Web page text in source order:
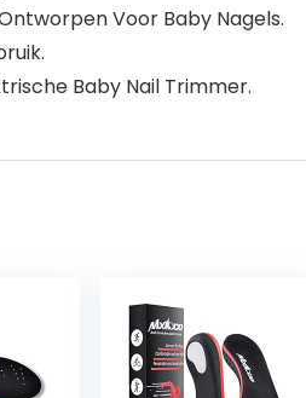
Voor Baby Nagels.
Baby Nail Trimmer.